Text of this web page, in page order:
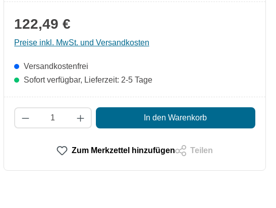
122,49 €
Preise inkl. MwSt. und Versandkosten
Versandkostenfrei
Sofort verfügbar, Lieferzeit: 2-5 Tage
Produkt Anzahl: Gib den gewünschten Wert
In den Warenkorb
Zum Merkzettel hinzufügen Teilen